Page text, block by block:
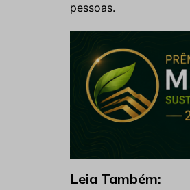
pessoas.
Leia Também: